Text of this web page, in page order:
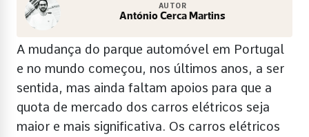
AUTOR
António Cerca Martins
A mudança do parque automóvel em Portugal
e no mundo começou, nos últimos anos, a ser
sentida, mas ainda faltam apoios para que a
quota de mercado dos carros elétricos seja
maior e mais significativa. Os carros elétricos